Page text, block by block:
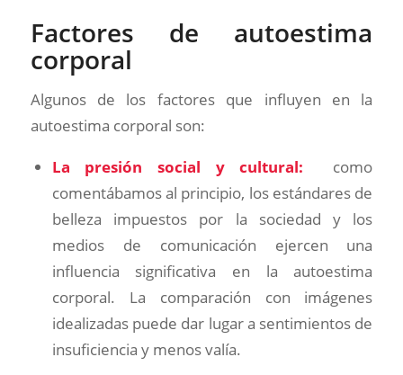
Factores de autoestima
corporal
Algunos de los factores que influyen en la
autoestima corporal son:
La presión social y cultural: como
comentábamos al principio, los estándares de
belleza impuestos por la sociedad y los
medios de comunicación ejercen una
influencia significativa en la autoestima
corporal. La comparación con imágenes
idealizadas puede dar lugar a sentimientos de
insuficiencia y menos valía.